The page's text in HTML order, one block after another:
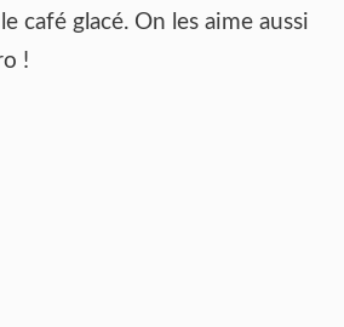
café glacé. On les aime aussi
!